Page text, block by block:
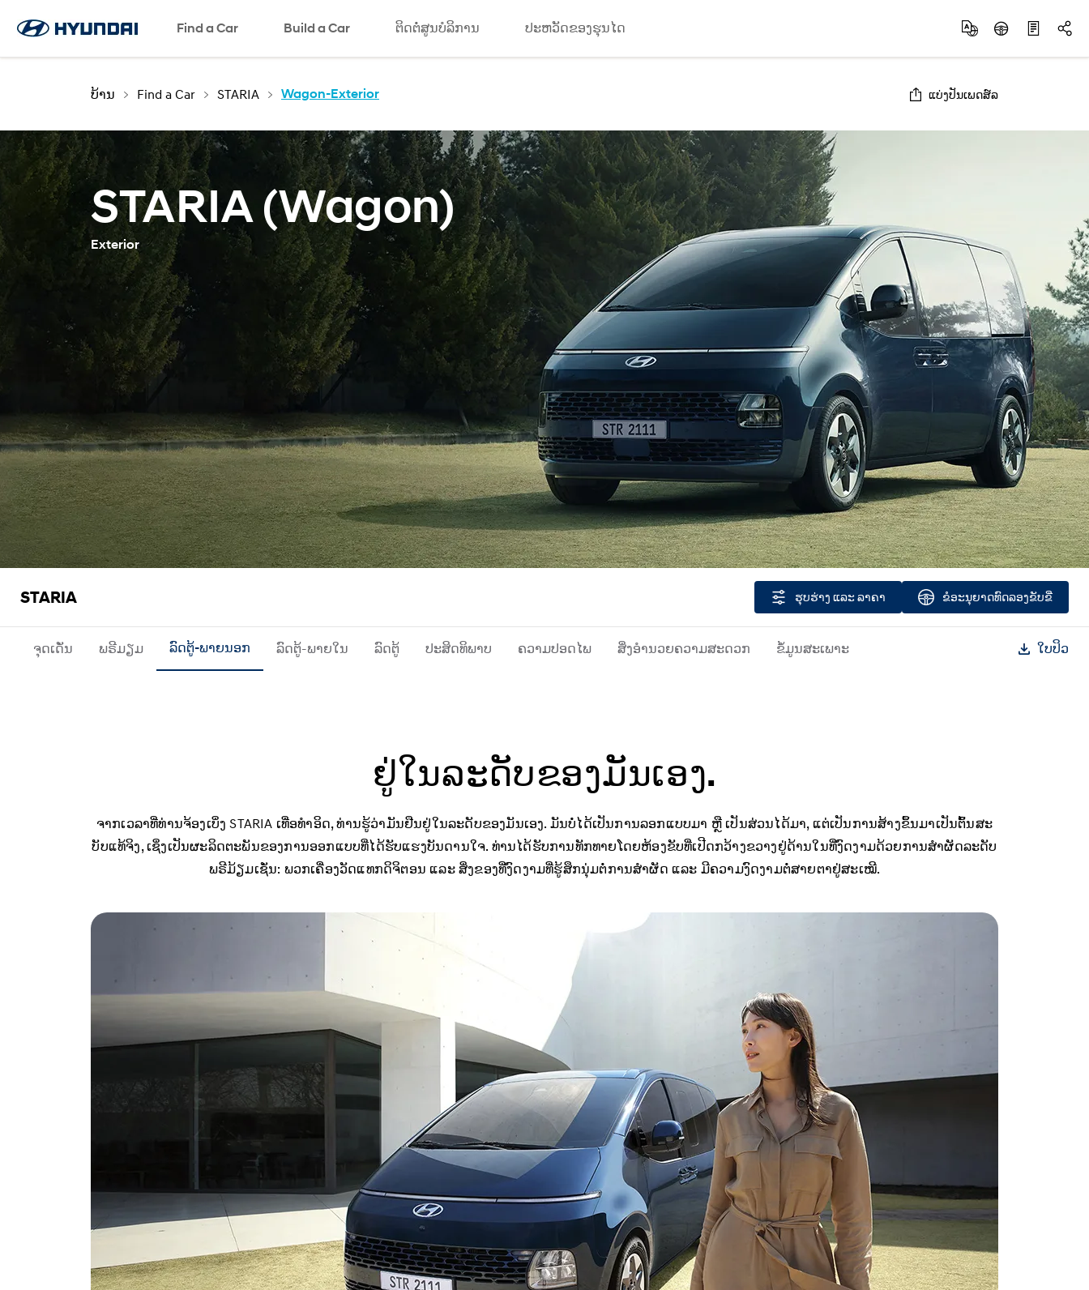
Find a Car Build a Car ຕິດຕໍ່ສູນບໍລິການ ປະຫວັດຂອງຮຸນໄດ
ພາສາRequest a Test Drive
Request a Brochure
SNS page
ບ້ານ Find a Car STARIA Wagon-Exterior ແບ່ງປັນເພດສ໌ລ
STARIA (Wagon)
Exterior
STARIA ຮຸບຮ່າງ ​ແລະ ລາຄາ ຂໍ​ອະນຸຍາດ​ທົດ​ລອງ​ຂັບ​ຂີ່
ຈຸດເດັ່ນ ພຣີມຽມ ລົດຕູ້-ພາຍນອກ ລົດຕູ້-ພາຍໃນ ລົດຕູ້ ປະສິດທິພາບ ຄວາມປອດໄພ ສິ່ງອຳນວຍຄວາມສະດວກ ຂໍ້ມູນສະເພາະ ໃບປິວ
ຢູ່​ໃນ​ລະ​ດັບ​ຂອງ​ມັນ​ເອງ.
ຈາກ​ເວ​ລາ​ທີ່​ທ່ານ​ຈ້ອງ​ເບິ່ງ STARIA ເທື່ອ​ທຳ​ອິດ, ທ່ານ​ຮູ້​ວ່າ​ມັນ​ຢືນ​ຢູ່​ໃນລະ​ດັບ​ຂອງ​ມັນ​ເອງ. ມັນ​ບໍ່​ໄດ້​ເປັນ​ການ​ລອກ​ແບບ​ມາ ຫຼື ເປັນ​ສ່ວນ​ໄດ້​ມາ, ແຕ່​ເປັນ​ການ​ສ້າງ​ຂຶ້ນ​ມາ​ເປັນ​ຕົ້ນ​ສະ​
ບັບ​ແທ້​ຈິງ, ເຊິ່ງ​ເປັນ​ຜະ​ລິດ​ຕະ​ພັນ​ຂອງ​ການ​ອອກ​ແບບ​ທີ່​ໄດ້​ຮັບ​ແຮງ​ບັນ​ດານ​ໃຈ. ທ່ານ​ໄດ້​ຮັບ​ການ​ທັກ​ທາຍ​ໂດຍ​ຫ້ອງ​ຂັບ​ທີ່​ເປີດກວ້າງ​ຂວາງ​ຢູ່​ດ້ານ​ໃນ​ທີ່​ງົດ​ງາມ​ດ້ວຍ​ການ​ສຳ​ຜັດ​ລະ​ດັບ​
ພ​ຣີ​ມ້ຽມ​ເຊັ່ນ: ພວກ​ເຄື່ອງວັດ​ແທກ​ດິ​ຈິ​ຕອນ ແລະ ສິ່ງ​ຂອງ​ທີ່​ງົດ​ງາມ​ທີ່​ຮູ້​ສຶກ​ນຸ່ມ​ຕໍ່​ການ​ສຳ​ຜັດ ແລະ ມີ​ຄວາມ​ງົດ​ງາມ​ຕໍ່​ສາຍ​ຕາ​ຢູ່​ສະ​ເໝີ.